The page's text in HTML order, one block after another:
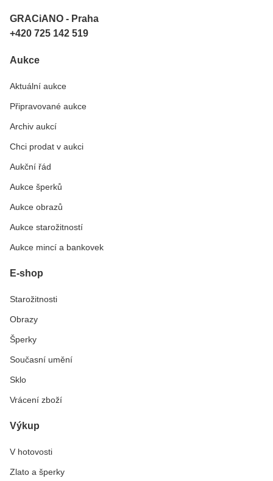
GRACiANO - Praha
+420 725 142 519
Aukce
Aktuální aukce
Připravované aukce
Archiv aukcí
Chci prodat v aukci
Aukční řád
Aukce šperků
Aukce obrazů
Aukce starožitností
Aukce mincí a bankovek
E-shop
Starožitnosti
Obrazy
Šperky
Současní umění
Sklo
Vrácení zboží
Výkup
V hotovosti
Zlato a šperky